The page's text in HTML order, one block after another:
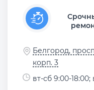
Белгород,
корп. 3
вт-сб 9:00-18:00;